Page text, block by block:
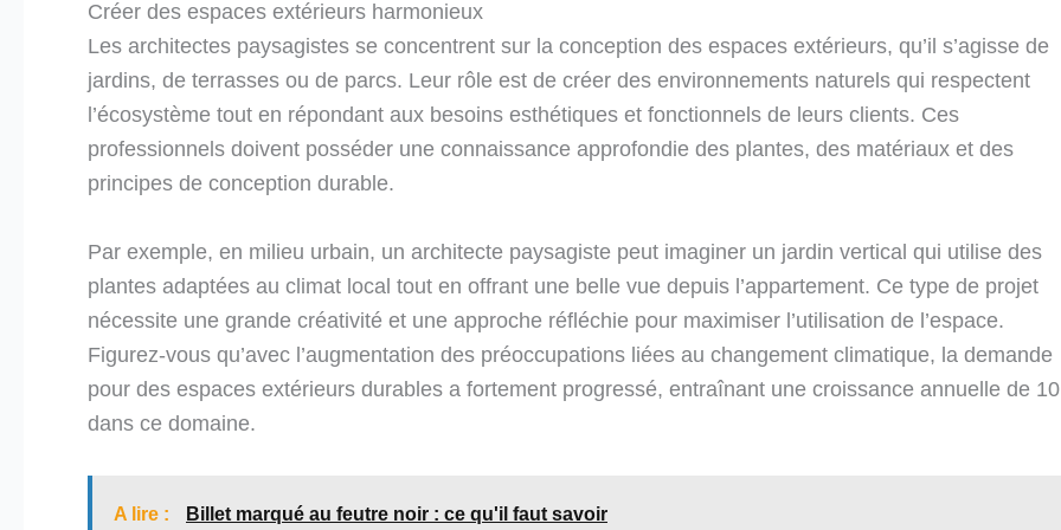
Créer des espaces extérieurs harmonieux
Les architectes paysagistes se concentrent sur la conception des espaces extérieurs, qu’il s’agisse de
jardins, de terrasses ou de parcs. Leur rôle est de créer des environnements naturels qui respectent
l’écosystème tout en répondant aux besoins esthétiques et fonctionnels de leurs clients. Ces
professionnels doivent posséder une connaissance approfondie des plantes, des matériaux et des
principes de conception durable.
Par exemple, en milieu urbain, un architecte paysagiste peut imaginer un jardin vertical qui utilise des
plantes adaptées au climat local tout en offrant une belle vue depuis l’appartement. Ce type de projet
nécessite une grande créativité et une approche réfléchie pour maximiser l’utilisation de l’espace.
Figurez-vous qu’avec l’augmentation des préoccupations liées au changement climatique, la demande
pour des espaces extérieurs durables a fortement progressé, entraînant une croissance annuelle de
dans ce domaine.
A lire : Billet marqué au feutre noir : ce qu'il faut savoir